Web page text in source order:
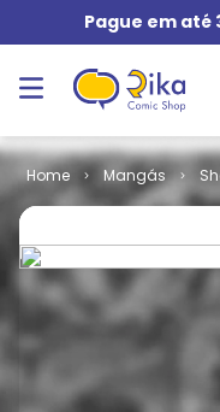
Pague em até
Mangás